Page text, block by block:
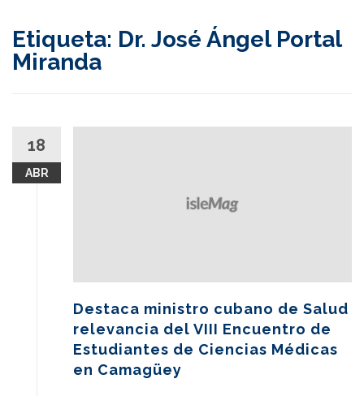
Etiqueta: Dr. José Ángel Portal
Miranda
18
ABR
Destaca ministro cubano de Salud
relevancia del VIII Encuentro de
Estudiantes de Ciencias Médicas
en Camagüey